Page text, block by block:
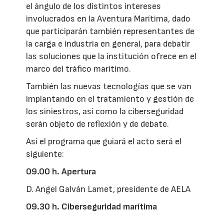
el ángulo de los distintos intereses
involucrados en la Aventura Marítima, dado
que participarán también representantes de
la carga e industria en general, para debatir
las soluciones que la institución ofrece en el
marco del tráfico marítimo.
También las nuevas tecnologías que se van
implantando en el tratamiento y gestión de
los siniestros, así como la ciberseguridad
serán objeto de reflexión y de debate.
Así el programa que guiará el acto será el
siguiente:
09.00 h. Apertura
D. Angel Galván Lamet, presidente de AELA
09.30 h. Ciberseguridad marítima